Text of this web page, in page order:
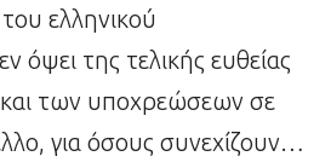
ελληνικού
όψει της τελικής ευθείας
των υποχρεώσεων σε
για όσους συνεχίζουν…